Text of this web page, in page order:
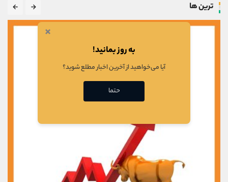
ترین ها
×
به روز بمانید!
آیا می‌خواهید از آخرین اخبار مطلع شوید؟
حتما